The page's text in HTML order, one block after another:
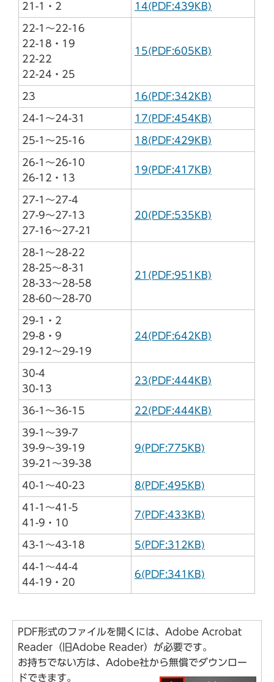
21-1・2 14(PDF:439KB)
22-1～22-16
22-18・19
22-22
22-24・25
15(PDF:605KB)
23 16(PDF:342KB)
24-1～24-31 17(PDF:454KB)
25-1～25-16 18(PDF:429KB)
26-1～26-10
26-12・13
19(PDF:417KB)
27-1～27-4
27-9～27-13
27-16～27-21
20(PDF:535KB)
28-1～28-22
28-25～8-31
28-33～28-58
28-60～28-70
21(PDF:951KB)
29-1・2
29-8・9
29-12～29-19
24(PDF:642KB)
30-4
30-13
23(PDF:444KB)
36-1～36-15 22(PDF:444KB)
39-1～39-7
39-9～39-19
39-21～39-38
9(PDF:775KB)
40-1～40-23 8(PDF:495KB)
41-1～41-5
41-9・10
7(PDF:433KB)
43-1～43-18 5(PDF:312KB)
44-1～44-4
44-19・20
6(PDF:341KB)
PDF形式のファイルを開くには、Adobe Acrobat
Reader（旧Adobe Reader）が必要です。
お持ちでない方は、Adobe社から無償でダウンロー
ドできます。